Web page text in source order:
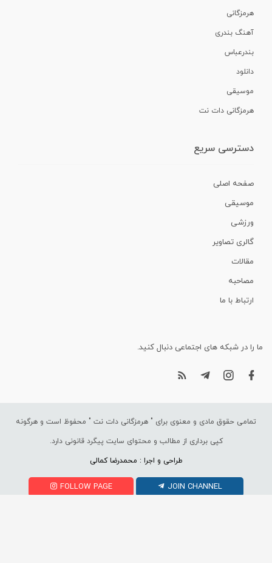
هرمزگانی
آهنگ بندری
بندرعباس
دانلود
موسیقی
هرمزگانی دات نت
دسترسی سریع
صفحه اصلی
موسیقی
ورزشی
گالری تصاویر
مقالات
مصاحبه
ارتباط با ما
ما را در شبکه های اجتماعی دنبال کنید.
تمامی حقوق مادی و معنوی برای " هرمزگانی دات نت " محفوظ است و هرگونه
کپی برداری از مطالب و محتوای سایت پیگرد قانونی دارد.
طراحی و اجرا : محمدرضا کمالی
FOLLOW PAGE JOIN CHANNEL